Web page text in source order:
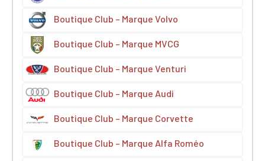
Boutique Club – Marque Volvo
Boutique Club – Marque MVCG
Boutique Club – Marque Venturi
Boutique Club – Marque Audi
Boutique Club – Marque Corvette
Boutique Club – Marque Alfa Roméo